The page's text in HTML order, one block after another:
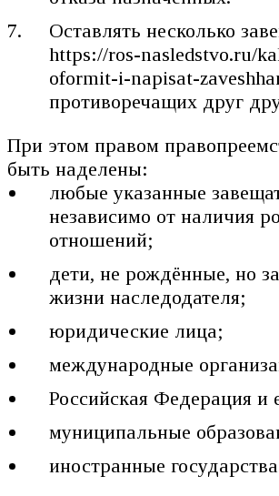
Оставлять несколько
https://ros-nasledstvo.ru/
oformit-i-napisat-
противоречащих друг
При этом правом
быть наделены:
любые указанные
независимо от наличия
отношений;
дети, не рождённые, но
жизни наследодателя;
юридические лица;
международные
Российская Федерация и
муниципальные
иностранные